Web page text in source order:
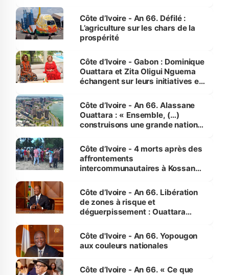
Côte d’Ivoire - An 66. Défilé :
L’agriculture sur les chars de la
prospérité
Côte d’Ivoire - Gabon : Dominique
Ouattara et Zita Oligui Nguema
échangent sur leurs initiatives en
enfants
Côte d’Ivoire - An 66. Alassane
Ouattara : « Ensemble, (…)
construisons une grande nation
générations futures »
Côte d’Ivoire - 4 morts après des
affrontements
intercommunautaires à Kossandji
milieu des sinistrés
Côte d’Ivoire - An 66. Libération
de zones à risque et
déguerpissement : Ouattara
l'Etat de droit pour préserver les
vies humaines »
Côte d'Ivoire - An 66. Yopougon
aux couleurs nationales
Côte d’Ivoire - An 66. « Ce que